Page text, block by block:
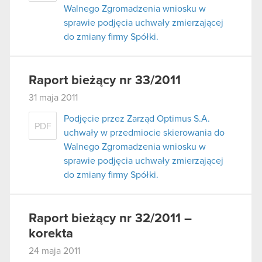
Walnego Zgromadzenia wniosku w
sprawie podjęcia uchwały zmierzającej
do zmiany firmy Spółki.
Raport bieżący nr 33/2011
31 maja 2011
PDF
Podjęcie przez Zarząd Optimus S.A.
uchwały w przedmiocie skierowania do
Walnego Zgromadzenia wniosku w
sprawie podjęcia uchwały zmierzającej
do zmiany firmy Spółki.
Raport bieżący nr 32/2011 –
korekta
24 maja 2011